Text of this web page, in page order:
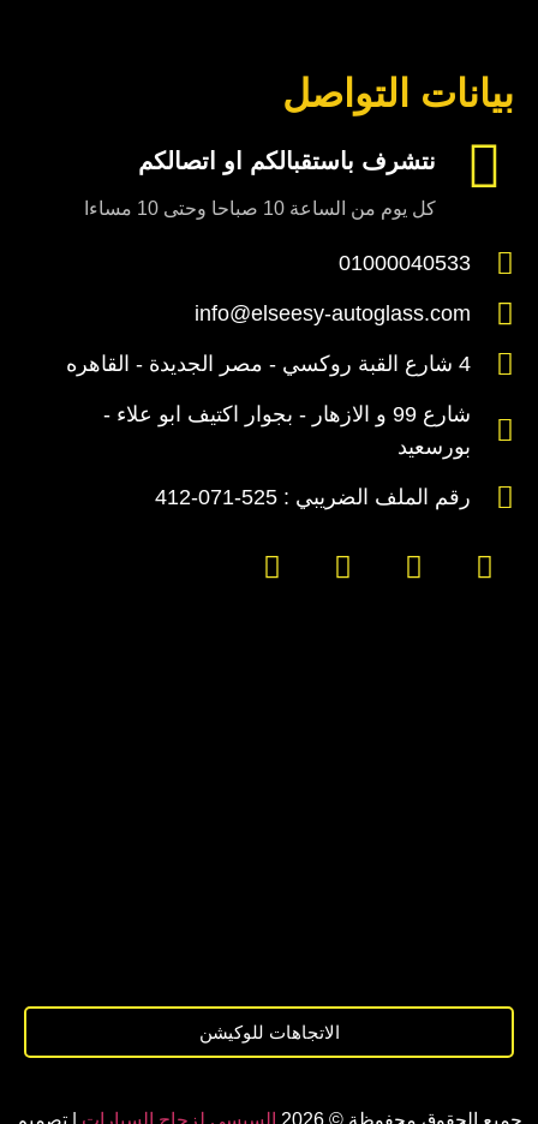
بيانات التواصل
نتشرف باستقبالكم او اتصالكم
كل يوم من الساعة 10 صباحا وحتى 10 مساءا
01000040533
info@elseesy-autoglass.com
4 شارع القبة روكسي - مصر الجديدة - القاهره
شارع 99 و الازهار - بجوار اكتيف ابو علاء -
بورسعيد
رقم الملف الضريبي : 525-071-412
الاتجاهات للوكيشن
جميع الحقوق محفوظة © 2026 السيسي لزجاج السيارات | تصميم